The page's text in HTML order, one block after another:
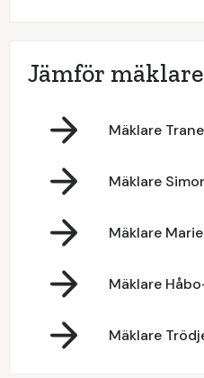
Jämför mäklare
Mäklare
Mäklare
Mäklare
Mäklare
Mäklare